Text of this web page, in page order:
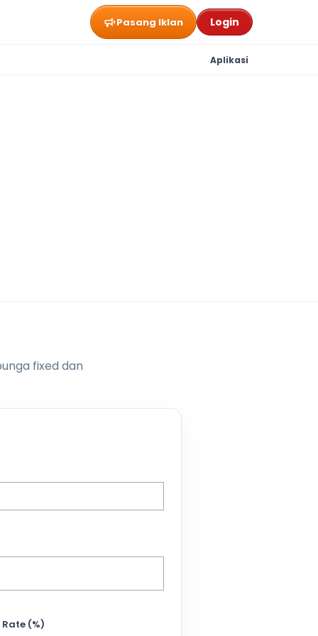
Pasang Iklan Login
Aplikasi
fixed dan
(%)